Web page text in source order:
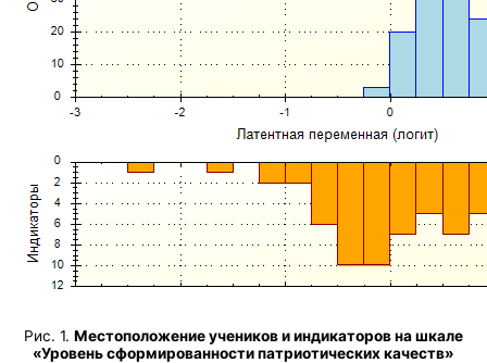
Рис. 1. Местоположение учеников и индикаторов на шкале
«Уровень сформированности патриотических качеств»